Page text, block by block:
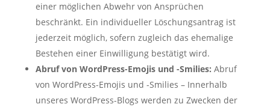
einer möglichen Abwehr von Ansprüchen
beschränkt. Ein individueller Löschungsantrag ist
jederzeit möglich, sofern zugleich das ehemalige
Bestehen einer Einwilligung bestätigt wird.
Abruf von WordPress-Emojis und -Smilies: Abruf
von WordPress-Emojis und -Smilies – Innerhalb
unseres WordPress-Blogs werden zu Zwecken der